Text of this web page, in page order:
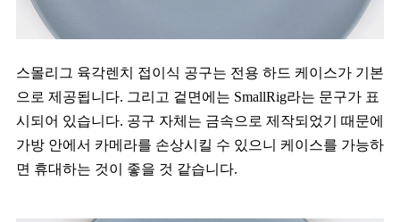
스몰리그 육각렌치 접이식 공구는 전용 하드 케이스가 기본
으로 제공됩니다. 그리고 겉면에는 SmallRig라는 문구가 표
시되어 있습니다. 공구 자체는 금속으로 제작되었기 때문에
가방 안에서 카메라를 손상시킬 수 있으니 케이스를 가능하
면 휴대하는 것이 좋을 것 같습니다.